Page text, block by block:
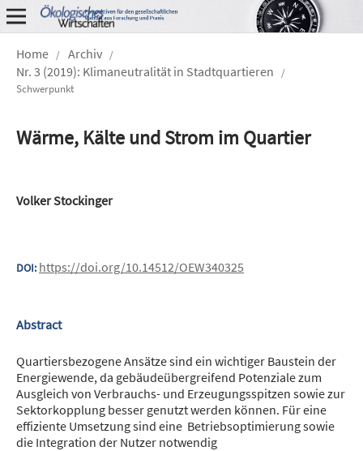
Home / Archiv /
Nr. 3 (2019): Klimaneutralität in Stadtquartieren
/
Schwerpunkt
Wärme, Kälte und Strom im Quartier
Volker Stockinger
DOI: https://doi.org/10.14512/OEW340325
Abstract
Quartiersbezogene Ansätze sind ein wichtiger Baustein der
Energiewende, da gebäudeübergreifend Potenziale zum
Ausgleich von Verbrauchs- und Erzeugungsspitzen sowie zur
Sektorkopplung besser genutzt werden können. Für eine
effiziente Umsetzung sind eine Betriebsoptimierung sowie
die Integration der Nutzer notwendig